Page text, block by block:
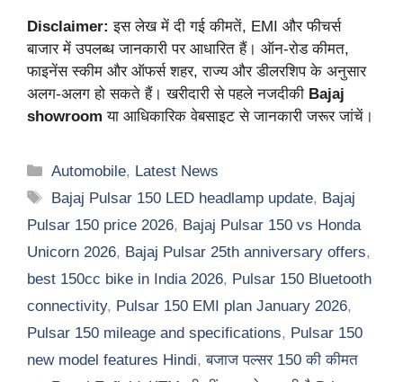
Disclaimer:इस लेख में दी गई कीमतें, EMI और फीचर्स
बाजार में उपलब्ध जानकारी पर आधारित हैं। ऑन-रोड कीमत,
फाइनेंस स्कीम और ऑफर्स शहर, राज्य और डीलरशिप के अनुसार
अलग-अलग हो सकते हैं। खरीदारी से पहले नजदीकी Bajaj
showroom या आधिकारिक वेबसाइट से जानकारी जरूर जांचें।
Categories
Automobile, Latest News
Tags
Bajaj Pulsar 150 LED headlamp update, Bajaj
Pulsar 150 price 2026, Bajaj Pulsar 150 vs Honda
Unicorn 2026, Bajaj Pulsar 25th anniversary offers,
best 150cc bike in India 2026, Pulsar 150 Bluetooth
connectivity, Pulsar 150 EMI plan January 2026,
Pulsar 150 mileage and specifications, Pulsar 150
new model features Hindi,बजाज पल्सर 150 की कीमत